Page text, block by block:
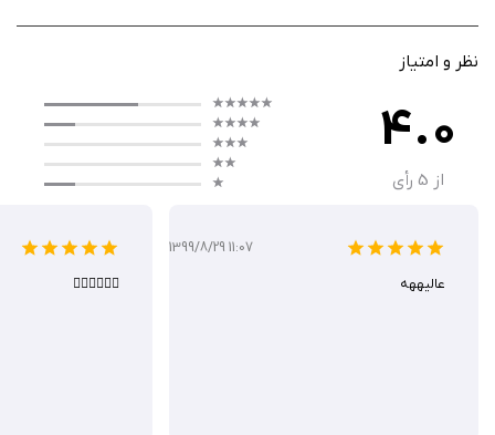
-امکان ارزیابی کتابها توسط کاربر
-امکان خرید ارزی از سراسر دنیا
-امکان گفتگو درباره کتاب‌ها در لابه‌لای صفحات کتاب (مطالعه گروهی)
-تنظیمات خاص کتابخوان: تغییر فونت، رنگ پس زمینه، نور صفحه، اندازه
نظر و امتیاز
4.0
از 5 رأی
1399/8/29 11:07
عالیههه 👍🏻👍🏻👍🏻